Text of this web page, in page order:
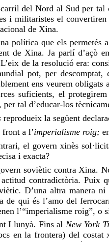
del Nord al Sud per
i militaristes el
de Xina.
política que els permetés
de Xina. Ja parlí
de la resolució era:
pot, per
ens veurem
suficients, el
tal d’educar-los
reprodueix la següent
front a l’imperialisme roig;
el govern xinès
i exacta?
soviètic contra Xina.
contradictòria.
D’una altra manera
qui és l’amo del
l’“imperialisme roig”,
Llunyà. Fins al New York
en la frontera) del